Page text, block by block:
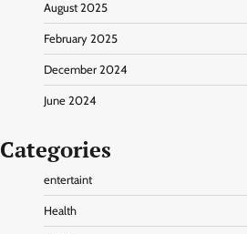
August 2025
February 2025
December 2024
June 2024
Categories
entertaint
Health